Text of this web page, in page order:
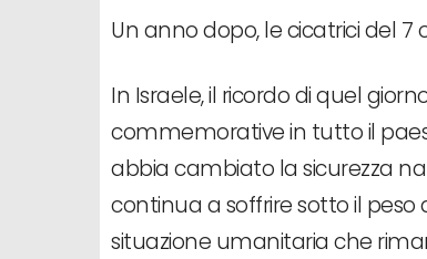
Un anno dopo, le cicatrici del
In Israele, il ricordo di quel
commemorative in tutto il
abbia cambiato la sicurezza
continua a soffrire sotto il peso
situazione umanitaria che